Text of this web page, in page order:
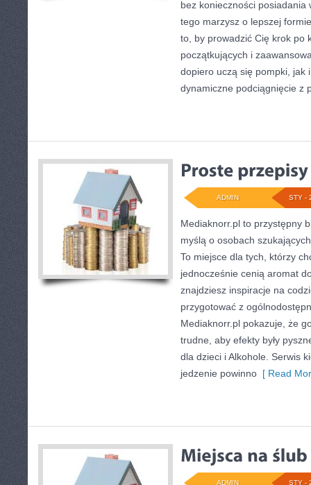
bez konieczności
tego marzysz o lepszej
to, by prowadzić Cię krok po
początkujących i
dopiero uczą się pompki, jak
dynamiczne podciągnięcie z
STY -
ADMIN
Mediaknorr.pl to przystępny
myślą o osobach
To miejsce dla tych, którzy
jednocześnie cenią aromat
znajdziesz inspiracje na
przygotować z
Mediaknorr.pl pokazuje, że
trudne, aby efekty były
dla dzieci i Alkohole. Serwis
jedzenie powinno [ Read
STY -
ADMIN